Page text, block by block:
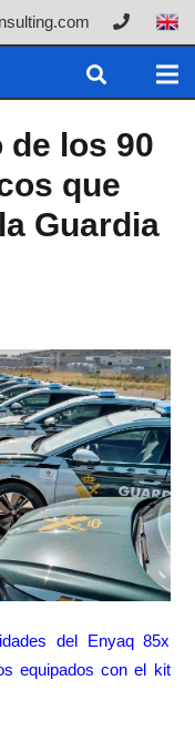
de los 90
que
Guardia
del Enyaq 85x
equipados con el kit